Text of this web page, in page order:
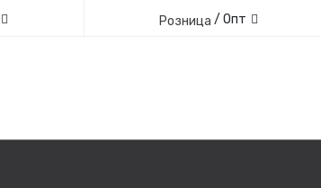
Розница / Опт